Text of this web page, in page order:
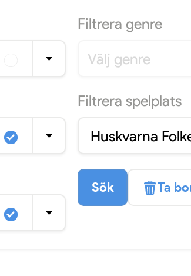
Filtrera genre
Välj genre
Filtrera spelplats
Huskvarna
Sök Ta